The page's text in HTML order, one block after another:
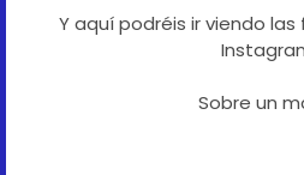
Y aquí podréis ir viendo
Sobre un